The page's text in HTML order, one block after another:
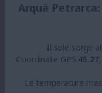
Arquà
Il sole sorge
Coordinate GPS 45.27,
Le temperature